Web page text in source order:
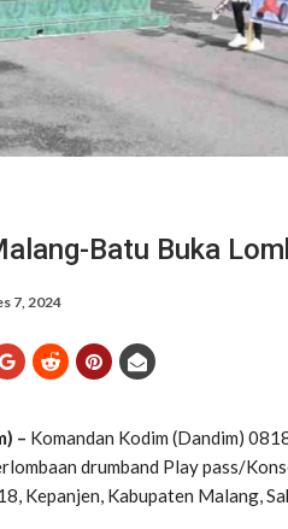
Batu Buka
7, 2024
– Komandan Kodim (Dandim)
drumband Play pass/
Kepanjen, Kabupaten Malang,